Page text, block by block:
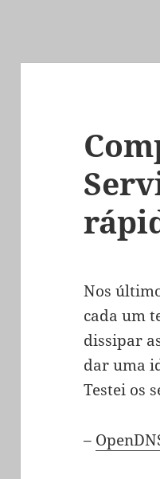
Nos
cada um
dissipar
dar uma
Testei os
–